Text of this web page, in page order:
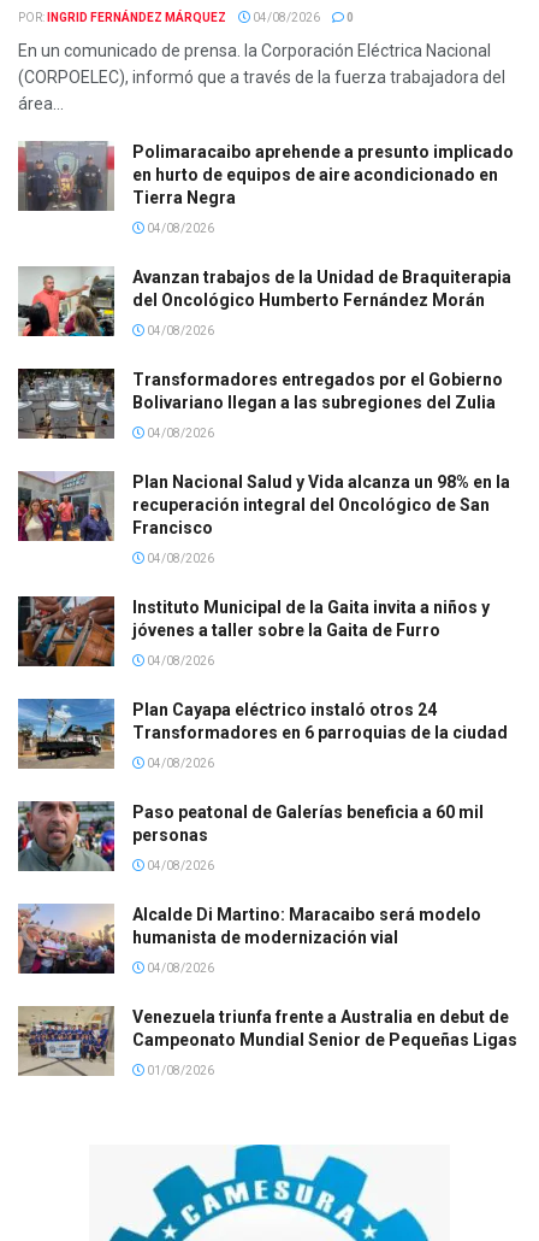
POR: INGRID FERNÁNDEZ MÁRQUEZ 04/08/2026 0
En un comunicado de prensa. la Corporación Eléctrica Nacional
(CORPOELEC), informó que a través de la fuerza trabajadora del
área...
Polimaracaibo aprehende a presunto implicado
en hurto de equipos de aire acondicionado en
Tierra Negra
04/08/2026
Avanzan trabajos de la Unidad de Braquiterapia
del Oncológico Humberto Fernández Morán
04/08/2026
Transformadores entregados por el Gobierno
Bolivariano llegan a las subregiones del Zulia
04/08/2026
Plan Nacional Salud y Vida alcanza un 98% en la
recuperación integral del Oncológico de San
Francisco
04/08/2026
Instituto Municipal de la Gaita invita a niños y
jóvenes a taller sobre la Gaita de Furro
04/08/2026
Plan Cayapa eléctrico instaló otros 24
Transformadores en 6 parroquias de la ciudad
04/08/2026
Paso peatonal de Galerías beneficia a 60 mil
personas
04/08/2026
Alcalde Di Martino: Maracaibo será modelo
humanista de modernización vial
04/08/2026
Venezuela triunfa frente a Australia en debut de
Campeonato Mundial Senior de Pequeñas Ligas
01/08/2026